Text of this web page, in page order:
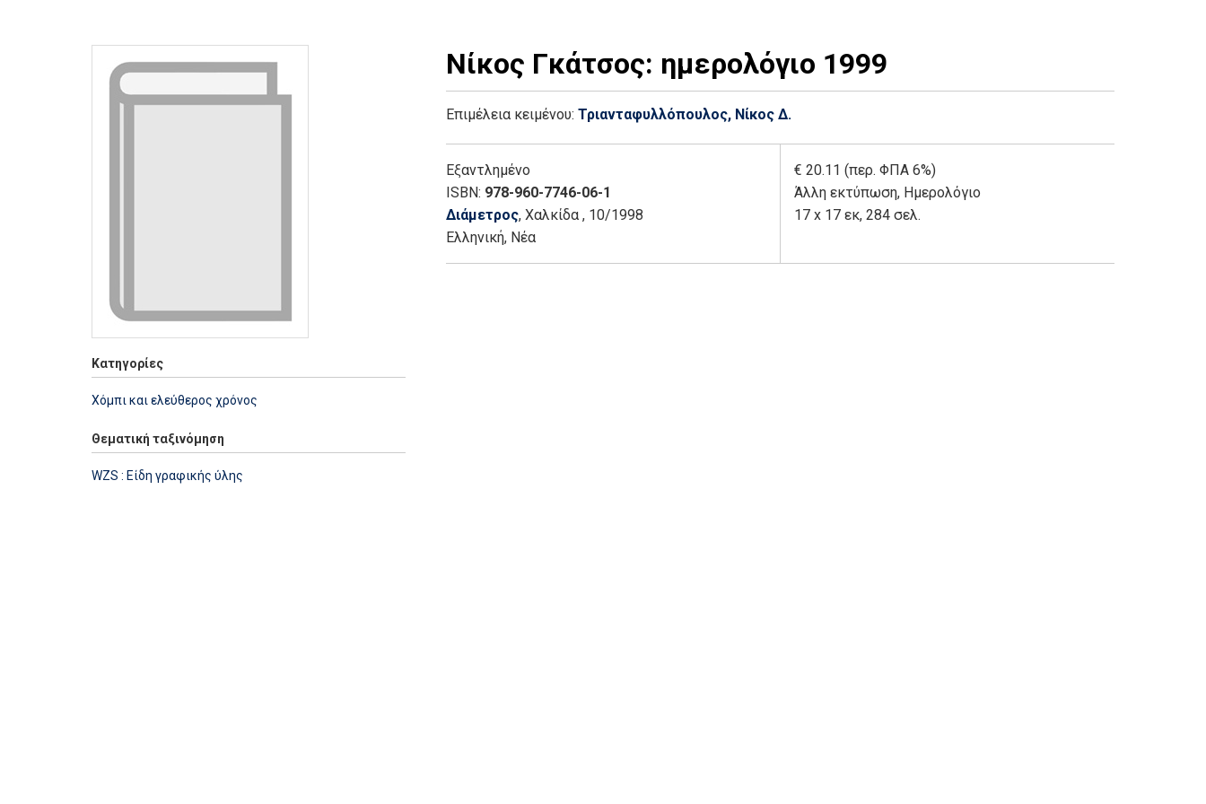
Κατηγορίες
Χόμπι και ελεύθερος χρόνος
Θεματική ταξινόμηση
WZS : Είδη γραφικής ύλης
Νίκος Γκάτσος: ημερολόγιο 1999
Επιμέλεια κειμένου: Τριανταφυλλόπουλος, Νίκος Δ.
Εξαντλημένο
ISBN: 978-960-7746-06-1
Διάμετρος, Χαλκίδα , 10/1998
Ελληνική, Νέα
€ 20.11 (περ. ΦΠΑ 6%)
Άλλη εκτύπωση, Ημερολόγιο
17 x 17 εκ, 284 σελ.